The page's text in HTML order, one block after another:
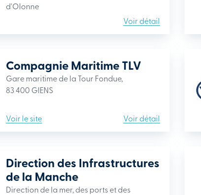
d'Olonne
Voir détail
Compagnie Maritime TLV
Gare maritime de la Tour Fondue,
83 400 GIENS
Voir le site Voir détail
Direction des Infrastructures
de la Manche
Direction de la mer, des ports et des